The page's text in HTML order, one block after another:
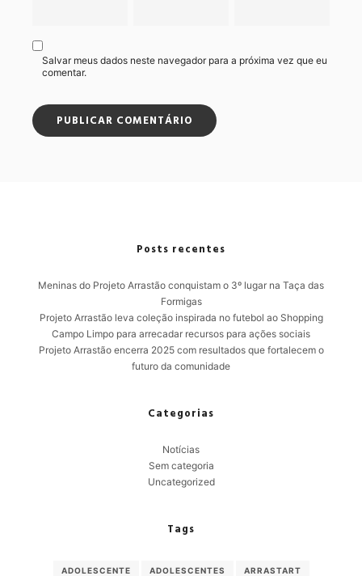
Salvar meus dados neste navegador para a próxima vez que eu
comentar.
Posts recentes
Meninas do Projeto Arrastão conquistam o 3º lugar na Taça das
Formigas
Projeto Arrastão leva coleção inspirada no futebol ao Shopping
Campo Limpo para arrecadar recursos para ações sociais
Projeto Arrastão encerra 2025 com resultados que fortalecem o
futuro da comunidade
Categorias
Notícias
Sem categoria
Uncategorized
Tags
ADOLESCENTE ADOLESCENTES ARRASTART